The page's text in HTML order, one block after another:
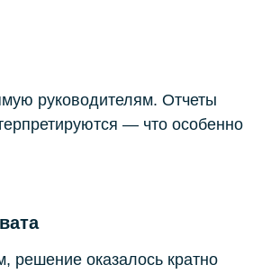
руководителям. Отчеты
— что особенно
оказалось кратно